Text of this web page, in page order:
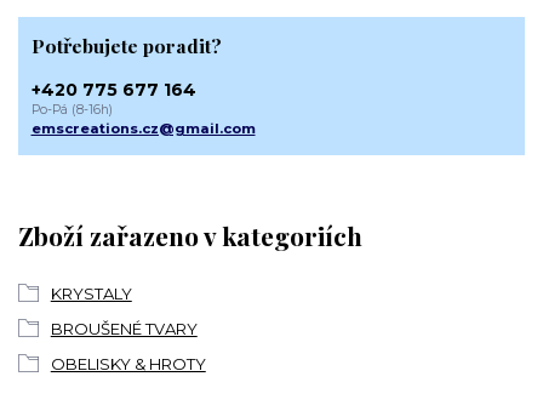
Zboží zařazeno v kategoriích
KRYSTALY
BROUŠENÉ TVARY
OBELISKY & HROTY
Potřebujete poradit?
+420 775 677 164
Po-Pá (8-16h)
emscreations.cz@gmail.com